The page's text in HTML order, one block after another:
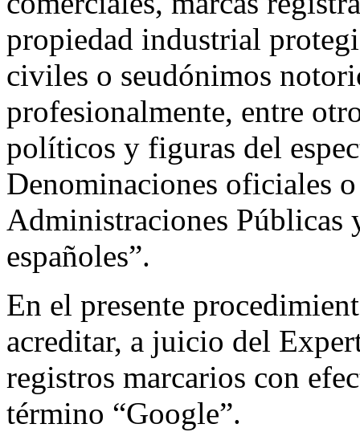
propiedad industrial
civiles o seudónimos
profesionalmente, entre
políticos y figuras del
Denominaciones oficiales
Administraciones Públicas
españoles”.
En el presente
acreditar, a juicio del
registros marcarios con
término “Google”.